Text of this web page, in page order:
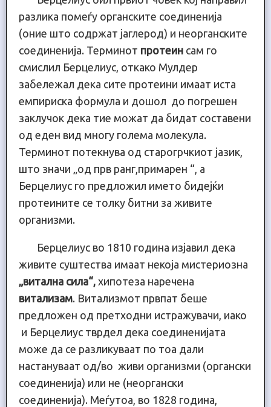
разлика помеѓу органските соединенија
(оние што содржат јаглерод) и неорганските
соединенија. Терминот протеин сам го
смислил Берцелиус, откако Мулдер
забележал дека сите протеини имаат иста
емпириска формула и дошол до погрешен
заклучок дека тие можат да бидат составени
од еден вид многу голема молекула.
Терминот потекнува од старогрчкиот јазик,
што значи „од прв ранг,примарен “, а
Берцелиус го предложил името бидејќи
протеините се толку битни за живите
организми.
Берцелиус во 1810 година изјавил дека
живите суштества имаат некоја мистериозна
„витална сила“, хипотеза наречена
витализам. Витализмот првпат беше
предложен од претходни истражувачи, иако
и Берцелиус тврдел дека соединенијата
може да се разликуваат по тоа дали
настануваат од/во живи организми (органски
соединенија) или не (неоргански
соединенија). Меѓутоа, во 1828 година,